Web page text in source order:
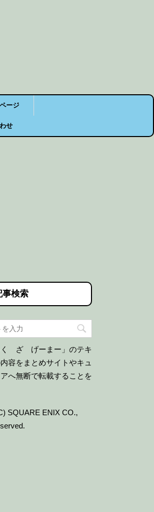
ージ
せ
事検索
く ざ げーまー」のテキ
容をまとめサイトやキュ
へ無断で転載することを
SQUARE ENIX CO.,